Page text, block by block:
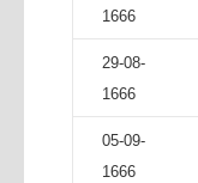
1666
29-08-
1666
05-09-
1666